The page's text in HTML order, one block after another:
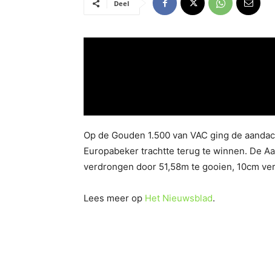
Deel
Op de Gouden 1.500 van VAC ging de
Europabeker trachtte terug te winnen. De
verdrongen door 51,58m te gooien, 10cm
Lees meer op Het Nieuwsblad.